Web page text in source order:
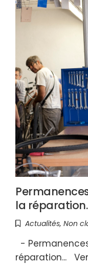
la
Actualités, Non
-
réparation...